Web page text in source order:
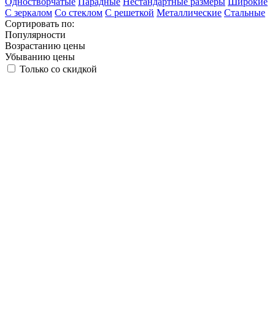
С зеркалом Со стеклом С решеткой Металлические Стальные
Сортировать по:
Популярности
Возрастанию цены
Убыванию цены
Только со скидкой